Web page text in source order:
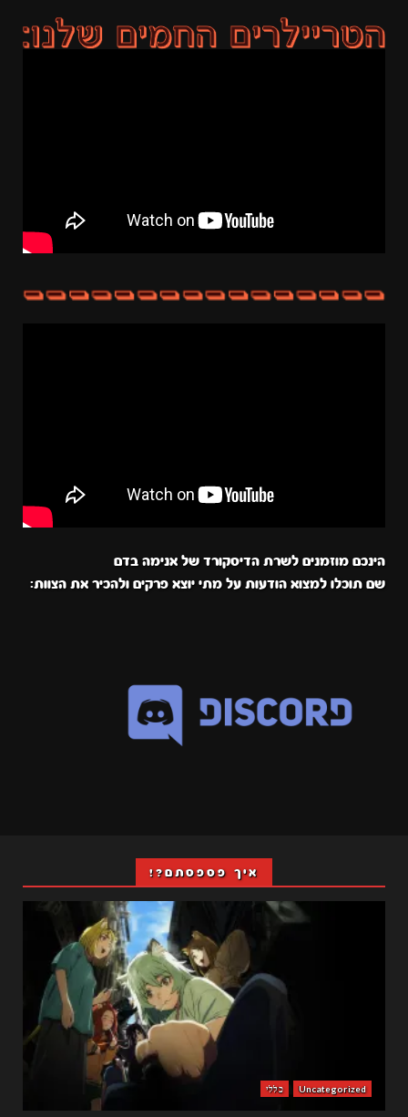
הינכם מוזמנים לשרת הדיסקורד של אנימה בדם
שם תוכלו למצוא הודעות על מתי יוצא פרקים ולהכיר את הצוות:
איך פספסתם?!
Uncategorized כללי